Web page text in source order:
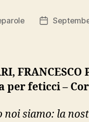
Post
FRANCESCO
per feticci –
noi siamo: la